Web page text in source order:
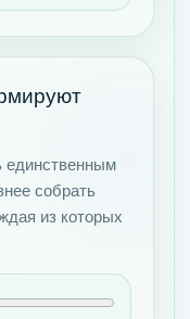
единственным
собрать
из которых